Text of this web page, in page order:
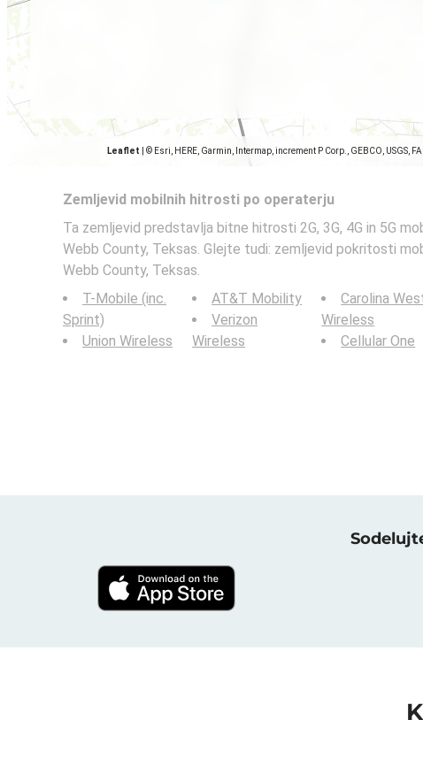
Leaflet © Esri, HERE, Garmin, Intermap, increment P Corp., GEBCO, USGS,
Zemljevid mobilnih hitrosti po operaterju
Ta zemljevid predstavlja bitne hitrosti 2G, 3G, 4G in 5G
Webb County, Teksas. Glejte tudi: zemljevid pokritosti
Webb County, Teksas.
T-Mobile (inc.
Sprint)
Union Wireless
AT&T Mobility
Verizon
Wireless
Carolina
Wireless
Cellular One